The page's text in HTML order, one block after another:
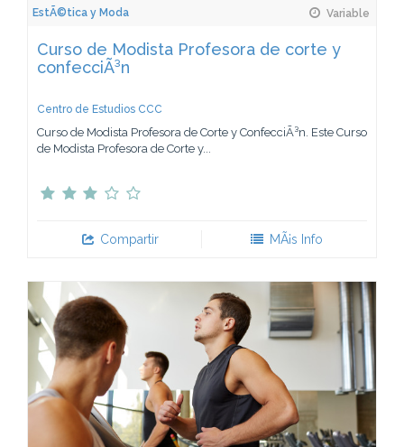
EstÃ©tica y Moda Variable
Curso de Modista Profesora de corte y
confecciÃ³n
Centro de Estudios CCC
Curso de Modista Profesora de Corte y ConfecciÃ³n. Este Curso
de Modista Profesora de Corte y...
Compartir MÃ¡s Info